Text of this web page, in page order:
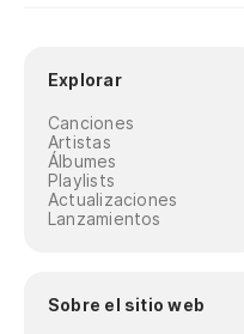
Explorar
Canciones
Artistas
Álbumes
Playlists
Actualizaciones
Lanzamientos
Sobre el sitio web